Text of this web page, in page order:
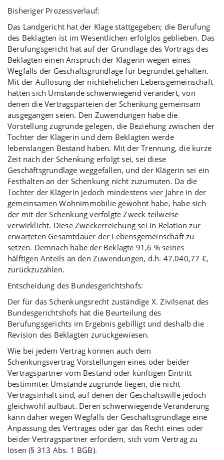
Bisheriger Prozessverlauf:
Das Landgericht hat der Klage stattgegeben; die Berufung
des Beklagten ist im Wesentlichen erfolglos geblieben. Das
Berufungsgericht hat auf der Grundlage des Vortrags des
Beklagten einen Anspruch der Klägerin wegen eines
Wegfalls der Geschäftsgrundlage für begründet gehalten.
Mit der Auflösung der nichtehelichen Lebensgemeinschaft
hätten sich Umstände schwerwiegend verändert, von
denen die Vertragsparteien der Schenkung gemeinsam
ausgegangen seien. Den Zuwendungen habe die
Vorstellung zugrunde gelegen, die Beziehung zwischen der
Tochter der Klägerin und dem Beklagten werde
lebenslangen Bestand haben. Mit der Trennung, die kurze
Zeit nach der Schenkung erfolgt sei, sei diese
Geschäftsgrundlage weggefallen, und der Klägerin sei ein
Festhalten an der Schenkung nicht zuzumuten. Da die
Tochter der Klägerin jedoch mindestens vier Jahre in der
gemeinsamen Wohnimmobilie gewohnt habe, habe sich
der mit der Schenkung verfolgte Zweck teilweise
verwirklicht. Diese Zweckerreichung sei in Relation zur
erwarteten Gesamtdauer der Lebensgemeinschaft zu
setzen. Demnach habe der Beklagte 91,6 % seines
hälftigen Anteils an den Zuwendungen, d.h. 47.040,77 €,
zurückzuzahlen.
Entscheidung des Bundesgerichtshofs:
Der für das Schenkungsrecht zuständige X. Zivilsenat des
Bundesgerichtshofs hat die Beurteilung des
Berufungsgerichts im Ergebnis gebilligt und deshalb die
Revision des Beklagten zurückgewiesen.
Wie bei jedem Vertrag können auch dem
Schenkungsvertrag Vorstellungen eines oder beider
Vertragspartner vom Bestand oder künftigen Eintritt
bestimmter Umstände zugrunde liegen, die nicht
Vertragsinhalt sind, auf denen der Geschäftswille jedoch
gleichwohl aufbaut. Deren schwerwiegende Veränderung
kann daher wegen Wegfalls der Geschäftsgrundlage eine
Anpassung des Vertrages oder gar das Recht eines oder
beider Vertragspartner erfordern, sich vom Vertrag zu
lösen (§ 313 Abs. 1 BGB).